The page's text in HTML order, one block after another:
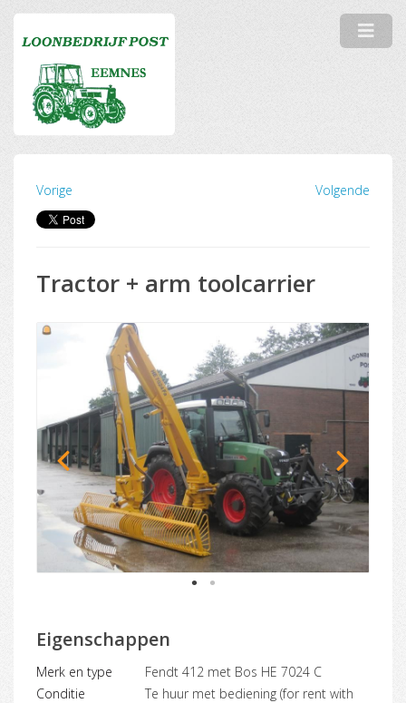
Vorige Volgende
Tractor + arm toolcarrier
1 2
Eigenschappen
Merk en type
Fendt 412 met Bos HE 7024 C
Conditie
Te huur met bediening (for rent with